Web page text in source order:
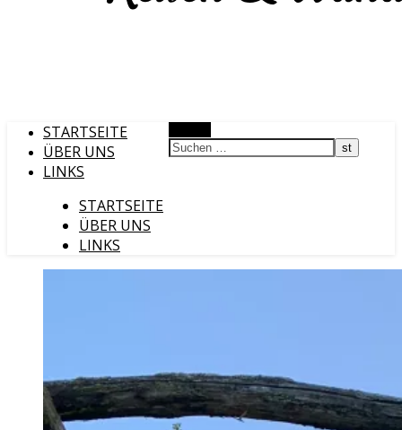
STARTSEITE
ÜBER UNS
LINKS
STARTSEITE
ÜBER UNS
LINKS